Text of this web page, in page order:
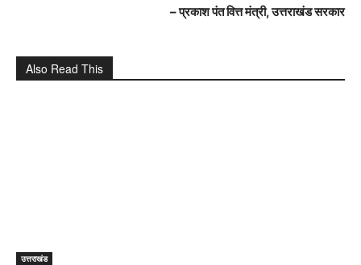
– प्रकाश पंत वित्त मंत्री, उत्तराखंड सरकार
Also Read This
उत्तराखंड